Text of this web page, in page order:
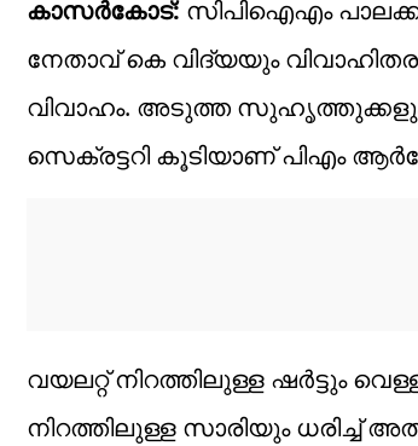
കാസര്‍കോട്: സിപിഐഎം
നേതാവ് കെ വിദ്യയും
വിവാഹം. അടുത്ത
സെക്രട്ടറി കൂടിയാണ് പിഎം
വയലറ്റ് നിറത്തിലുള്ള ഷര്‍ട്ടും
നിറത്തിലുള്ള സാരിയും ധരിച്ച്